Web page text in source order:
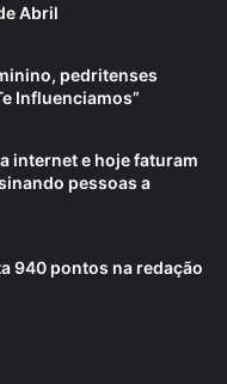
Abril
pedritenses
Influenciamos”
internet e hoje faturam
pessoas a
940 pontos na redação